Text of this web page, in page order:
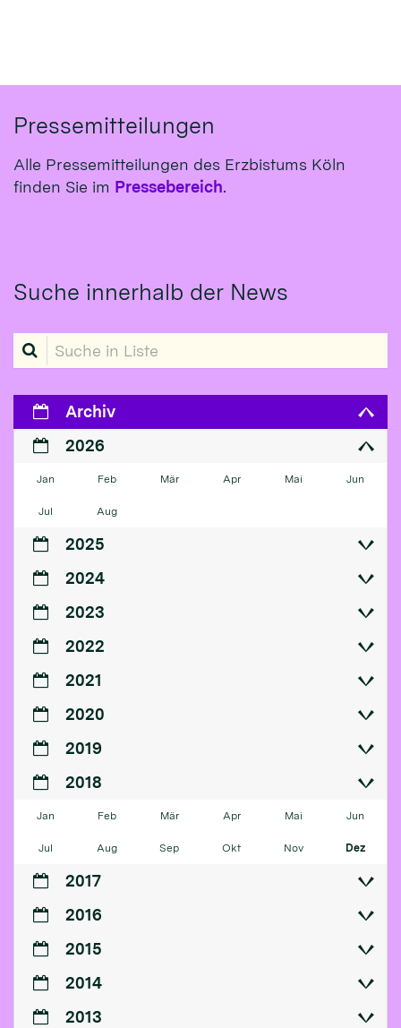
Pressemitteilungen
Alle Pressemitteilungen des Erzbistums Köln
finden Sie im Pressebereich.
Suche innerhalb der News
Suche in Liste
Archiv
2026
Jan Feb Mär Apr Mai Jun
Jul Aug
2025
2024
2023
2022
2021
2020
2019
2018
Jan Feb Mär Apr Mai Jun
Jul Aug Sep Okt Nov Dez
2017
2016
2015
2014
2013